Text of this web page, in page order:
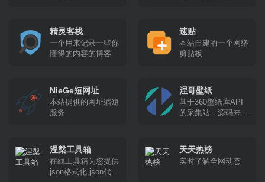
精灵客栈
一个用来记录一些你
懂得的内容的博客
速贴
本站自建的一个网络
剪贴板
NieGe短网址
本站提供的网址缩短
服务
涅哥壁纸
基于360壁纸库API
的采集站，源码来自
涅槃工具箱
在线工具箱为您提供
json格式化,json代码
天天热榜
实时了解全网动态